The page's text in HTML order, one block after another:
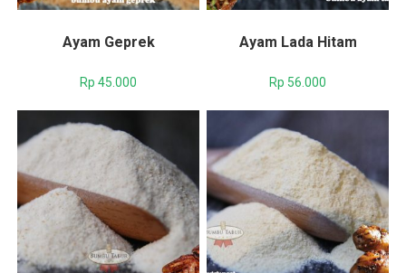
Ayam Geprek
Rp 45.000
Ayam Lada Hitam
Rp 56.000